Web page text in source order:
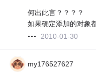
何出此言？？？？
如果确定添加的对象
2010-01-30
my176527627